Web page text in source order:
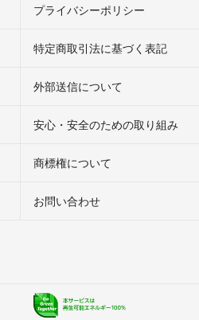
プライバシーポリシー
特定商取引法に基づく表記
外部送信について
安心・安全のための取り組み
商標権について
お問い合わせ